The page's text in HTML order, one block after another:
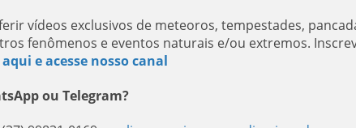
vídeos exclusivos de meteoros, tempestades,
fenômenos e eventos naturais e/ou extremos.
e acesse nosso canal
ou Telegram?